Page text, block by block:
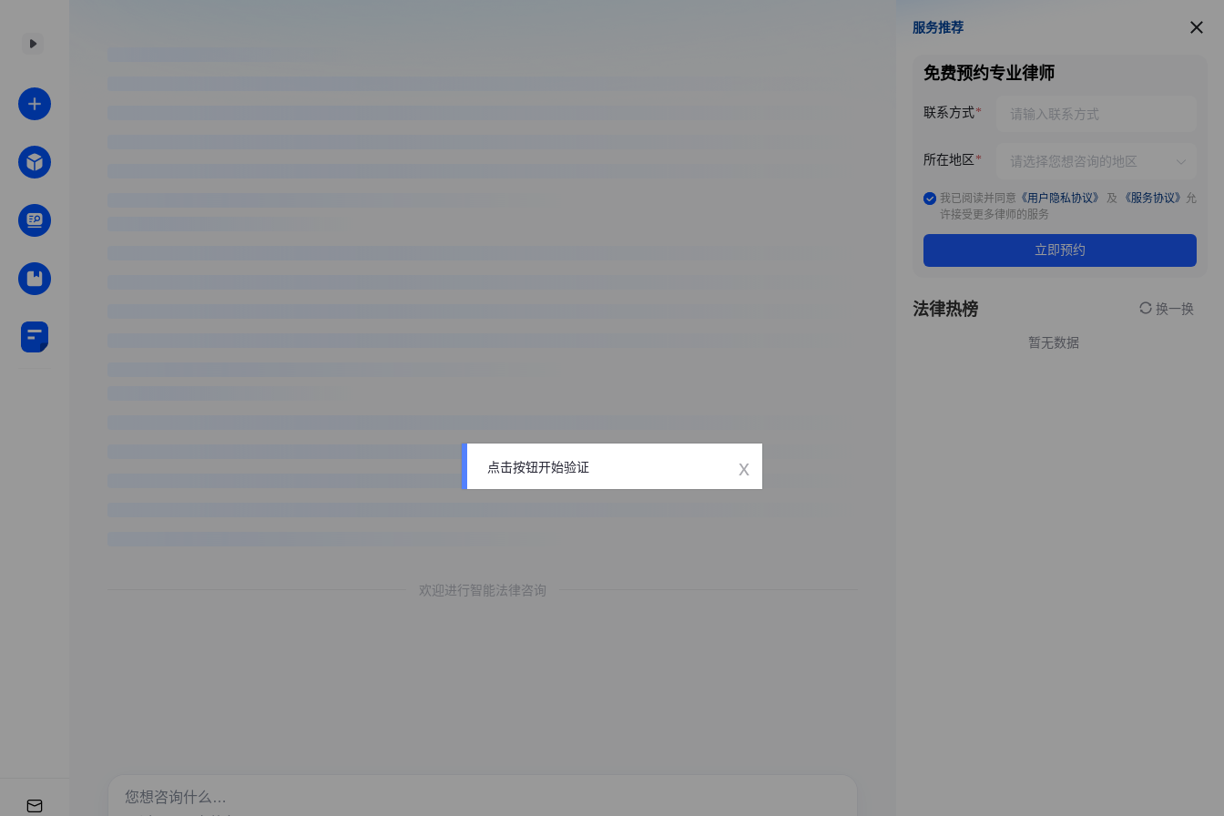
欢迎进行智能法律咨询
服务推荐
服务推荐
免费预约专业律师
联系方式
所在地区
我已阅读并同意 《用户隐私协议》 及 《服务协议》 允
许接受更多律师的服务
立即预约
法律热榜 换一换
暂无数据
点击按钮开始验证 x